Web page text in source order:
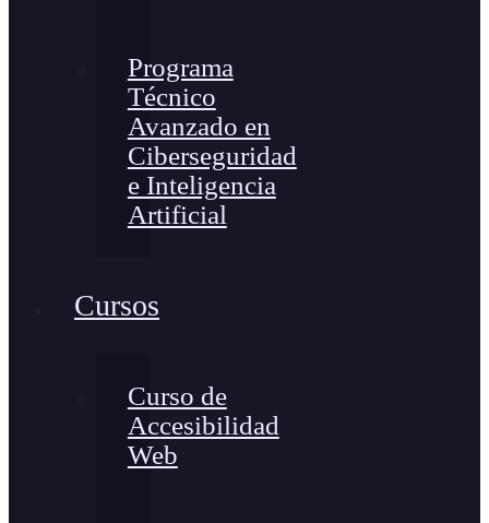
Programa
Técnico
Avanzado en
Ciberseguridad
e Inteligencia
Artificial
Cursos
Curso de
Accesibilidad
Web